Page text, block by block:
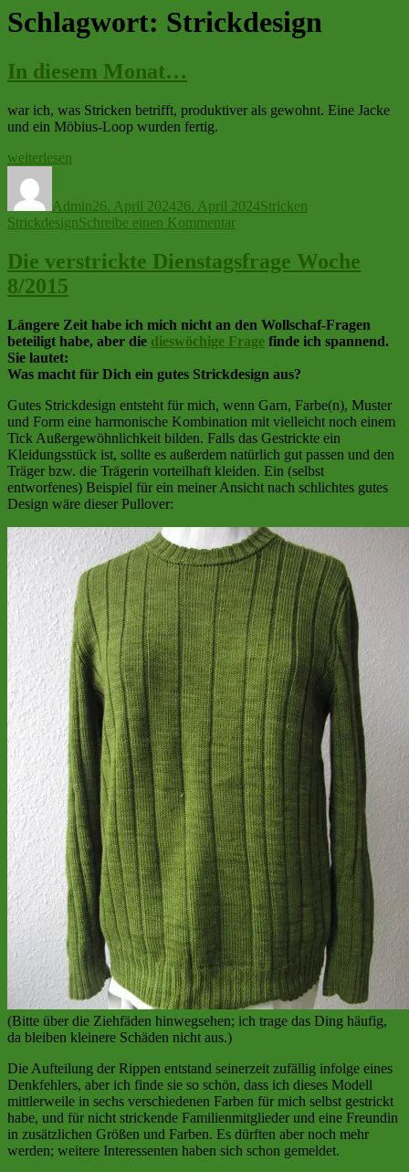
Schlagwort: Strickdesign
In diesem Monat…
war ich, was Stricken betrifft, produktiver als gewohnt. Eine Jacke
und ein Möbius-Loop wurden fertig.
„In
Monat…“
weiterlesen
Admin26. April 202426. April 2024Stricken
StrickdesignSchreibe einen Kommentarzu
diesem
Monat…
Die verstrickte Dienstagsfrage Woche
8/2015
Längere Zeit habe ich mich nicht an den Wollschaf-Fragen
beteiligt habe, aber die dieswöchige Frage finde ich spannend.
Sie lautet:
Was macht für Dich ein gutes Strickdesign aus?
Gutes Strickdesign entsteht für mich, wenn Garn, Farbe(n), Muster
und Form eine harmonische Kombination mit vielleicht noch einem
Tick Außergewöhnlichkeit bilden. Falls das Gestrickte ein
Kleidungsstück ist, sollte es außerdem natürlich gut passen und den
Träger bzw. die Trägerin vorteilhaft kleiden. Ein (selbst
entworfenes) Beispiel für ein meiner Ansicht nach schlichtes gutes
Design wäre dieser Pullover:
(Bitte über die Ziehfäden hinwegsehen; ich trage das Ding häufig,
da bleiben kleinere Schäden nicht aus.)
Die Aufteilung der Rippen entstand seinerzeit zufällig infolge eines
Denkfehlers, aber ich finde sie so schön, dass ich dieses Modell
mittlerweile in sechs verschiedenen Farben für mich selbst gestrickt
habe, und für nicht strickende Familienmitglieder und eine Freundin
in zusätzlichen Größen und Farben. Es dürften aber noch mehr
werden; weitere Interessenten haben sich schon gemeldet.